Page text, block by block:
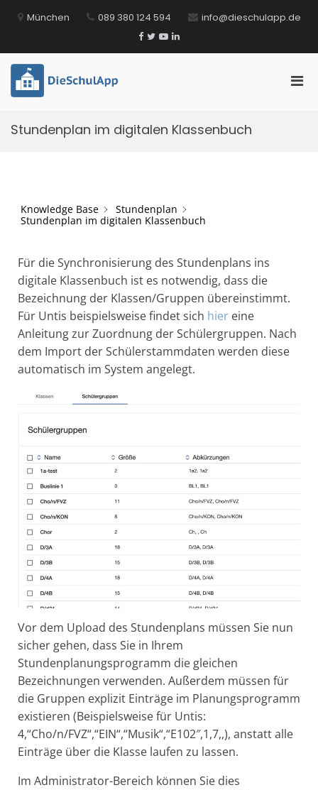
Inhalt München 089 380 124 594 info@dieschulapp.de
Facebook
TwitterYouTube
LinkedIn
Stundenplan im digitalen Klassenbuch
Knowledge Base
Stundenplan
Stundenplan im digitalen Klassenbuch
Für die Synchronisierung des Stundenplans ins
digitale Klassenbuch ist es notwendig, dass die
Bezeichnung der Klassen/Gruppen übereinstimmt.
Für Untis beispielsweise findet sich hier eine
Anleitung zur Zuordnung der Schülergruppen. Nach
dem Import der Schülerstammdaten werden diese
automatisch im System angelegt.
Vor dem Upload des Stundenplans müssen Sie nun
sicher gehen, dass Sie in Ihrem
Stundenplanungsprogramm die gleichen
Bezeichnungen verwenden. Außerdem müssen für
die Gruppen explizit Einträge im Planungsprogramm
existieren (Beispielsweise für Untis:
4,“Cho/n/FVZ“,“EIN“,“Musik“,“E102″,1,7,,), anstatt alle
Einträge über die Klasse laufen zu lassen.
Im Administrator-Bereich können Sie dies